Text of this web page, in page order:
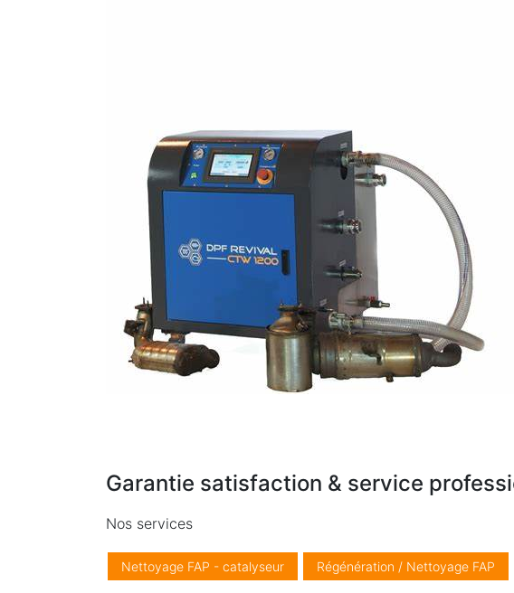
Garantie satisfaction & service
Nos services
Nettoyage FAP - catalyseur Régénération / Nettoyage FAP